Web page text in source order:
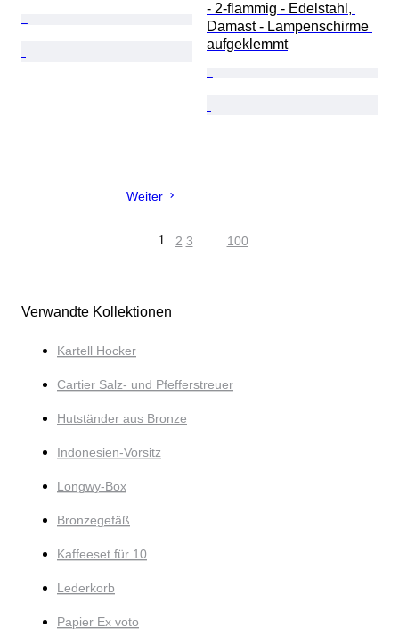
- 2-flammig - Edelstahl,
Damast - Lampenschirme
aufgeklemmt
Weiter
1 2 3 … 100
Verwandte Kollektionen
Kartell Hocker
Cartier Salz- und Pfefferstreuer
Hutständer aus Bronze
Indonesien-Vorsitz
Longwy-Box
Bronzegefäß
Kaffeeset für 10
Lederkorb
Papier Ex voto